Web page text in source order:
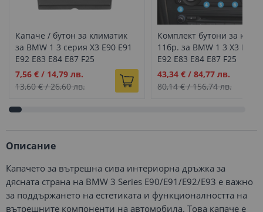
Капаче / бутон за климатик
за BMW 1 3 серия X3 E90 E91
E92 E83 E84 E87 F25
Промо
цена
7,56 € / 14,79 лв.
13,60 €/26,60 лв.
Комплект бутони за
11бр. за BMW 1 3 X3 E90
E92 E83 E84 E87 F25
Промо
цена
43,34 €/ 84,77 лв.
80,14 €/156,74 лв.
Описание
Капачето за вътрешна сива интериорна дръжка за
дясната страна на BMW 3 Series E90/E91/E92/E93 е важно
за поддържането на естетиката и функционалността на
вътрешните компоненти на автомобила. Това капаче е